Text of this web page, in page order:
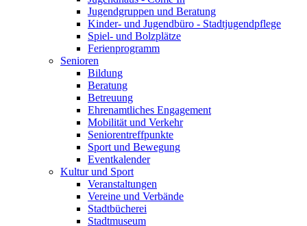
Jugendgruppen und Beratung
Kinder- und Jugendbüro - Stadtjugendpflege
Spiel- und Bolzplätze
Ferienprogramm
Senioren
Bildung
Beratung
Betreuung
Ehrenamtliches Engagement
Mobilität und Verkehr
Seniorentreffpunkte
Sport und Bewegung
Eventkalender
Kultur und Sport
Veranstaltungen
Vereine und Verbände
Stadtbücherei
Stadtmuseum